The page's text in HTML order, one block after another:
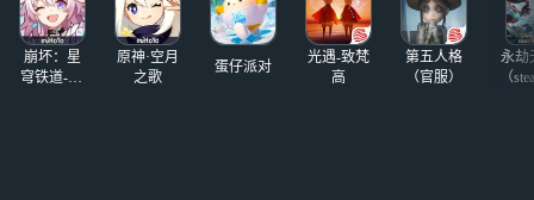
崩坏：星
穹铁道-4.4
原神·空月
之歌
蛋仔派对
光遇-致梵
高
第五人格
（官服）
永劫
（